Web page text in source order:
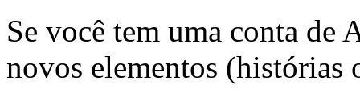
Se você tem uma conta de
novos elementos (histórias